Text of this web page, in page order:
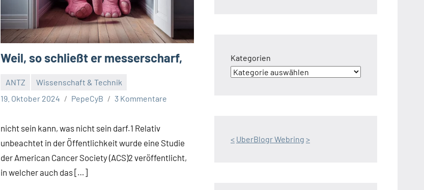
Weil, so schließt er messerscharf,
ANTZ
Wissenschaft & Technik
19. Oktober 2024
PepeCyB 3 Kommentare
nicht sein kann, was nicht sein darf.1 Relativ
unbeachtet in der Öffentlichkeit wurde eine Studie
der American Cancer Society (ACS)2 veröffentlicht,
in welcher auch das […]
Kategorien
< UberBlogr Webring >